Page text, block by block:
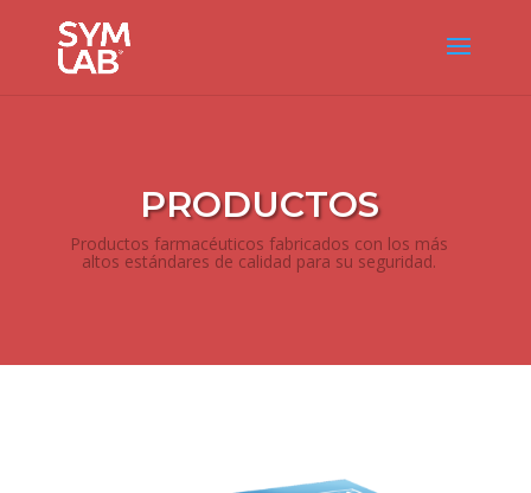
PRODUCTOS
Productos farmacéuticos fabricados con los más
altos estándares de calidad para su seguridad.